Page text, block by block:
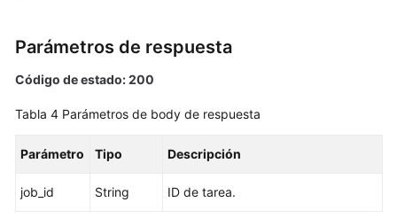
suscripción
de
instancia
BD
Creación
Parámetros de respuesta
Código de estado: 200
Tabla 4 Parámetros de body de respuesta
Parámetro Tipo Descripción
job_id String ID de tarea.